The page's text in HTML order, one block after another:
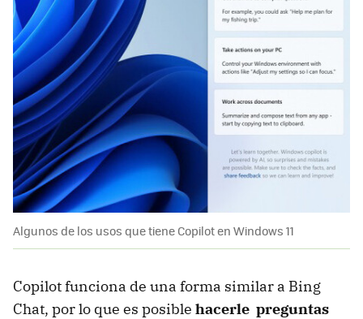
Algunos de los usos que tiene Copilot en Windows 11
Copilot funciona de una forma similar a Bing
Chat, por lo que es posible hacerle preguntas